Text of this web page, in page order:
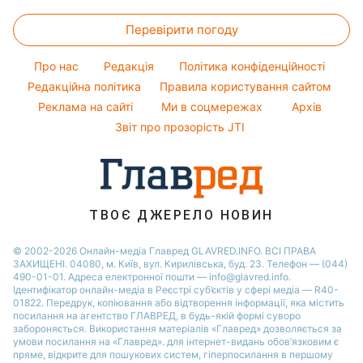
Віталій Козловський
Прості страви
Напої
Курс валют
Новини Полтави
Новини Дніпра
Новини Сум
Новини Тернополя
Новини Черкаси
Новини Житомира
Новини Рівного
Новини Запоріжжя
Перевірити погоду
Про нас Редакція
Політика конфіденційності
Редакційна політика
Правила користування сайтом
Реклама на сайті
Ми в соцмережах
Архів
Звіт про прозорість JTI
ТВОЄ ДЖЕРЕЛО НОВИН
© 2002-2026 Онлайн-медіа Главред GLAVRED.INFO. ВСІ ПРАВА
ЗАХИЩЕНІ. 04080, м. Київ, вул. Кирилівська, буд. 23. Телефон — (044)
490-01-01. Адреса електронної пошти — info@glavred.info.
Ідентифікатор онлайн-медіа в Реєстрі суб’єктів у сфері медіа — R40-
01822. Передрук, копіювання або відтворення інформації, яка містить
посилання на агентство ГЛАВРЕД, в будь-якій формi суворо
забороняється. Використання матеріалів «Главред» дозволяється за
умови посилання на «Главред». для інтернет-видань обов’язковим є
пряме, відкрите для пошукових систем, гіперпосилання в першому